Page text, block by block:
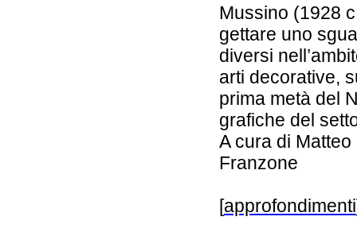
Mussino (1928
gettare uno
diversi
arti decorative,
prima metà del
grafiche del
A cura di
Franzone
[approfondimenti